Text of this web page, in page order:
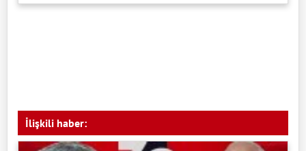
İlişkili haber: